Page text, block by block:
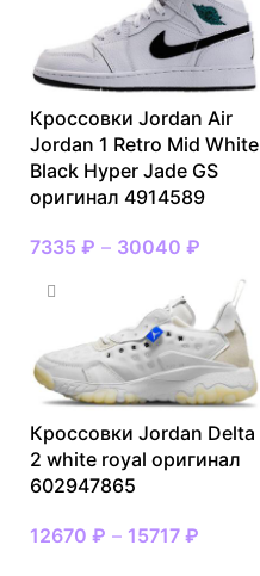
Кроссовки Jordan Air
Jordan 1 Retro Mid White
Black Hyper Jade GS
оригинал 4914589
7335 ₽ – 30040 ₽
Кроссовки Jordan Delta
2 white royal оригинал
602947865
12670 ₽ – 15717 ₽